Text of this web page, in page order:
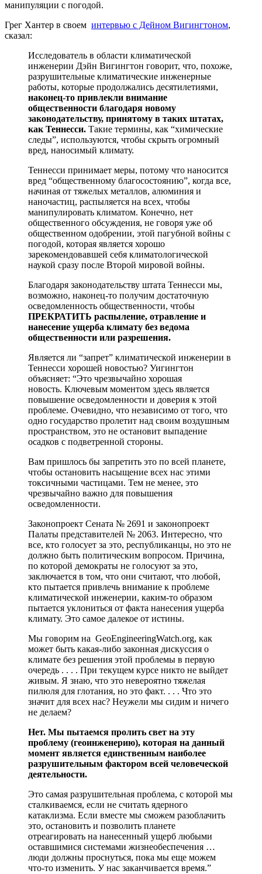
манипуляции с погодой.
Грег Хантер в своем интервью с Дейном Вигингтоном,
сказал:
Исследователь в области климатической
инженерии Дэйн Вигингтон говорит, что, похоже,
разрушительные климатические инженерные
работы, которые продолжались десятилетиями,
наконец-то привлекли внимание
общественности благодаря новому
законодательству, принятому в таких штатах,
как Теннесси. Такие термины, как “химические
следы”, используются, чтобы скрыть огромный
вред, наносимый климату.
Теннесси принимает меры, потому что наносится
вред “общественному благосостоянию”, когда все,
начиная от тяжелых металлов, алюминия и
наночастиц, распыляется на всех, чтобы
манипулировать климатом. Конечно, нет
общественного обсуждения, не говоря уже об
общественном одобрении, этой пагубной войны с
погодой, которая является хорошо
зарекомендовавшей себя климатологической
наукой сразу после Второй мировой войны.
Благодаря законодательству штата Теннесси мы,
возможно, наконец-то получим достаточную
осведомленность общественности, чтобы
ПРЕКРАТИТЬ распыление, отравление и
нанесение ущерба климату без ведома
общественности или разрешения.
Является ли “запрет” климатической инженерии в
Теннесси хорошей новостью? Уигингтон
объясняет: “Это чрезвычайно хорошая
новость. Ключевым моментом здесь является
повышение осведомленности и доверия к этой
проблеме. Очевидно, что независимо от того, что
одно государство пролетит над своим воздушным
пространством, это не остановит выпадение
осадков с подветренной стороны.
Вам пришлось бы запретить это по всей планете,
чтобы остановить насыщение всех нас этими
токсичными частицами. Тем не менее, это
чрезвычайно важно для повышения
осведомленности.
Законопроект Сената № 2691 и законопроект
Палаты представителей № 2063. Интересно, что
все, кто голосует за это, республиканцы, но это не
должно быть политическим вопросом. Причина,
по которой демократы не голосуют за это,
заключается в том, что они считают, что любой,
кто пытается привлечь внимание к проблеме
климатической инженерии, каким-то образом
пытается уклониться от факта нанесения ущерба
климату. Это самое далекое от истины.
Мы говорим на GeoEngineeringWatch.org, как
может быть какая-либо законная дискуссия о
климате без решения этой проблемы в первую
очередь . . . . При текущем курсе никто не выйдет
живым. Я знаю, что это невероятно тяжелая
пилюля для глотания, но это факт. . . . Что это
значит для всех нас? Неужели мы сидим и ничего
не делаем?
Нет. Мы пытаемся пролить свет на эту
проблему (геоинженерию), которая на данный
момент является единственным наиболее
разрушительным фактором всей человеческой
деятельности.
Это самая разрушительная проблема, с которой мы
сталкиваемся, если не считать ядерного
катаклизма. Если вместе мы сможем разоблачить
это, остановить и позволить планете
отреагировать на нанесенный ущерб любыми
оставшимися системами жизнеобеспечения …
люди должны проснуться, пока мы еще можем
что-то изменить. У нас заканчивается время.”